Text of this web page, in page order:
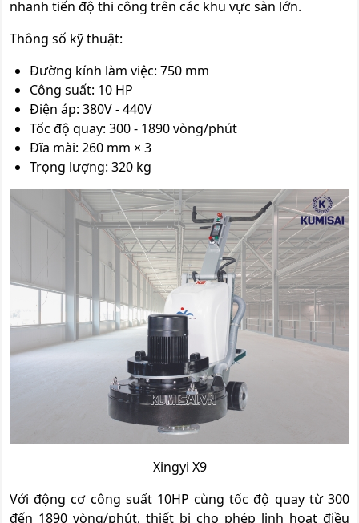
nhanh tiến độ thi công trên các khu vực sàn lớn.
Thông số kỹ thuật:
Đường kính làm việc: 750 mm
Công suất: 10 HP
Điện áp: 380V - 440V
Tốc độ quay: 300 - 1890 vòng/phút
Đĩa mài: 260 mm × 3
Trọng lượng: 320 kg
Xingyi X9
Với động cơ công suất 10HP cùng tốc độ quay từ 300
đến 1890 vòng/phút, thiết bị cho phép linh hoạt điều